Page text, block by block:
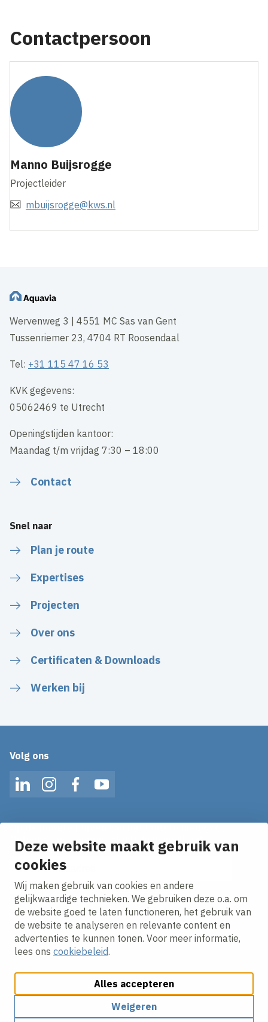
Deze website maakt gebruik van
cookies
Wij maken gebruik van cookies en andere
gelijkwaardige technieken. We gebruiken deze o.a. om
de website goed te laten functioneren, het gebruik van
de website te analyseren en relevante content en
advertenties te kunnen tonen. Voor meer informatie,
lees ons cookiebeleid.
Alles accepteren
Weigeren
Contactpersoon
Manno Buijsrogge
Projectleider
mbuijsrogge@kws.nl
Wervenweg 3 | 4551 MC Sas van Gent
Tussenriemer 23, 4704 RT Roosendaal
Tel: +31 115 47 16 53
KVK gegevens:
05062469 te Utrecht
Openingstijden kantoor:
Maandag t/m vrijdag 7:30 – 18:00
Contact
Snel naar
Plan je route
Expertises
Projecten
Over ons
Certificaten & Downloads
Werken bij
Volg ons
LinkedInInstagramFacebookYouTube
Ontvang onze nieuws alerts in je mailbox!
E-mailadres
Ik ga akkoord met hetprivacy statement.
Cookies aanpassenCookie beleidPrivacy policy